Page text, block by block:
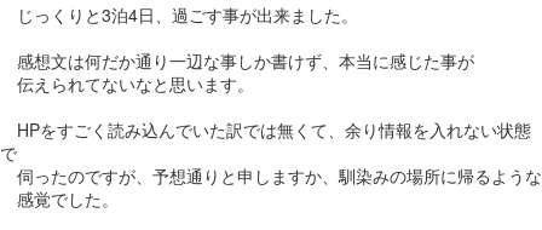
じっくりと3泊4日、過ごす事が出来ました。
感想文は何だか通り一辺な事しか書けず、本当に感じた事が
伝えられてないなと思います。
HPをすごく読み込んでいた訳では無くて、余り情報を入れない状態
で
伺ったのですが、予想通りと申しますか、馴染みの場所に帰るような
感覚でした。